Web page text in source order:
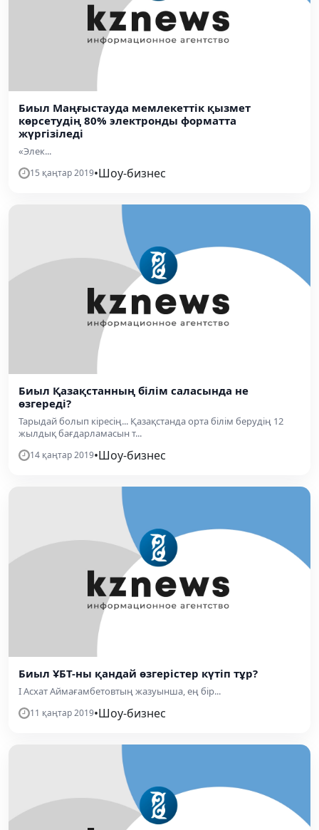
Биыл Маңғыстауда мемлекеттік қызмет
көрсетудің 80% электронды форматта
жүргізіледі
«Элек...
15 қаңтар 2019•Шоу-бизнес
Биыл Қазақстанның білім саласында не
өзгереді?
Тарыдай болып кіресің... Қазақстанда орта білім берудің 12
жылдық бағдарламасын т...
14 қаңтар 2019•Шоу-бизнес
Биыл ҰБТ-ны қандай өзгерістер күтіп тұр?
І Асхат Аймағамбетовтың жазуынша, ең бір...
11 қаңтар 2019•Шоу-бизнес